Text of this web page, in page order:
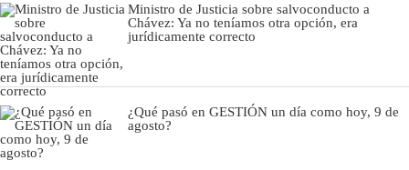
Ministro de Justicia sobre salvoconducto a
Chávez: Ya no teníamos otra opción, era
jurídicamente correcto
¿Qué pasó en GESTIÓN un día como hoy, 9 de
agosto?